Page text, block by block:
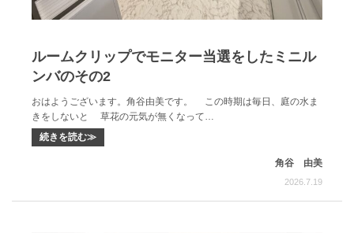
ルームクリップでモニター当選をしたミニル
ンバのその2
おはようございます。角谷由美です。 この時期は毎日、庭の水ま
きをしないと 草花の元気が無くなって…
続きを読む≫
角谷 由美
2026.7.19